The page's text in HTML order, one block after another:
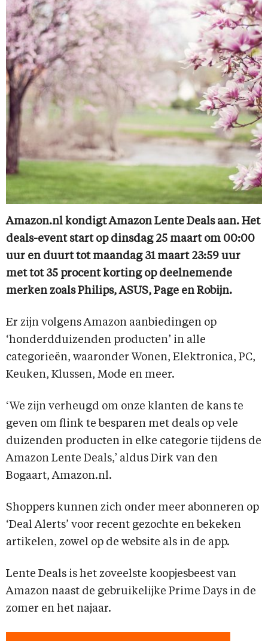
Amazon.nl kondigt Amazon Lente Deals aan. Het
deals-event start op dinsdag 25 maart om 00:00
uur en duurt tot maandag 31 maart 23:59 uur
met tot 35 procent korting op deelnemende
merken zoals Philips, ASUS, Page en Robijn.
Er zijn volgens Amazon aanbiedingen op
‘honderdduizenden producten’ in alle
categorieën, waaronder Wonen, Elektronica, PC,
Keuken, Klussen, Mode en meer.
‘We zijn verheugd om onze klanten de kans te
geven om flink te besparen met deals op vele
duizenden producten in elke categorie tijdens de
Amazon Lente Deals,’ aldus Dirk van den
Bogaart, Amazon.nl.
Shoppers kunnen zich onder meer abonneren op
‘Deal Alerts’ voor recent gezochte en bekeken
artikelen, zowel op de website als in de app.
Lente Deals is het zoveelste koopjesbeest van
Amazon naast de gebruikelijke Prime Days in de
zomer en het najaar.